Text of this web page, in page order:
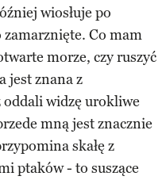
wiosłuje po
Co mam
morze, czy ruszyć
jest znana z
oddali widzę urokliwe
mną jest znacznie
skałę z
ptaków - to suszące